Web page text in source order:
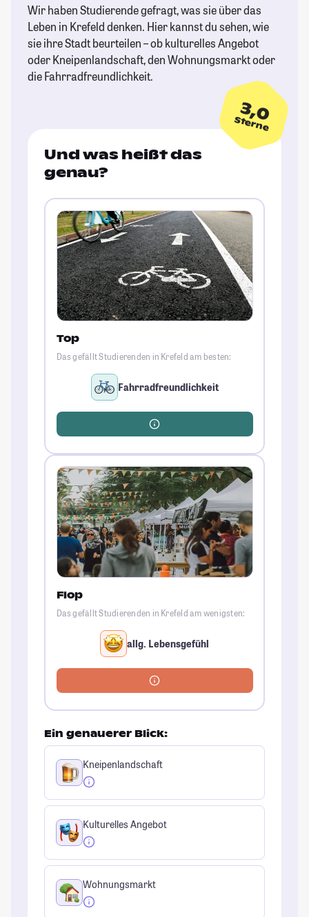
Wir haben Studierende gefragt, was sie über das
Leben in Krefeld denken. Hier kannst du sehen, wie
sie ihre Stadt beurteilen – ob kulturelles Angebot
oder Kneipenlandschaft, den Wohnungsmarkt oder
die Fahrradfreundlichkeit.
3,0
Sterne
Und was heißt das
genau?
Top
Das gefällt Studierenden in Krefeld am besten:
Fahrradfreundlichkeit
Flop
Das gefällt Studierenden in Krefeld am wenigsten:
allg. Lebensgefühl
Ein genauerer Blick:
Kneipenlandschaft
Kulturelles Angebot
Wohnungsmarkt